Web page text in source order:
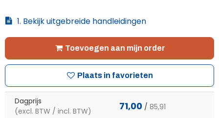
1. Bekijk uitgebreide handleidingen
Toevoegen aan mijn order
Plaats in favorieten
Dagprijs
(excl. BTW / incl. BTW)
71,00 / 85,91